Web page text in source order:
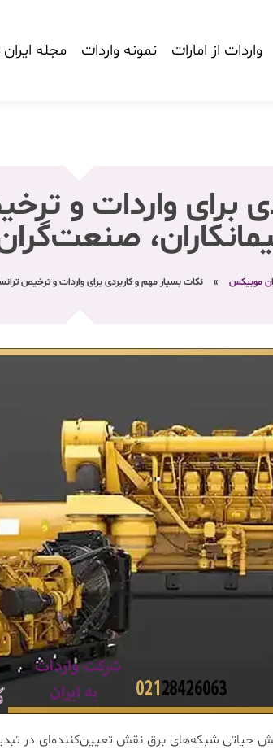
واردات از امارات نمونه واردات مجله
برای واردات و
موبیکس » نکات بسیار مهم و کاربردی برای واردات و ترخیص
حیاتی شبکه‌های برق نقش تعیین‌کننده‌ای در